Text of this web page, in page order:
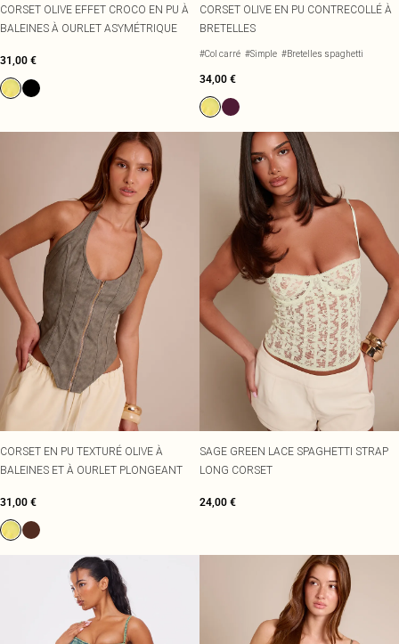
CORSET OLIVE EFFET CROCO EN PU À
BALEINES À OURLET ASYMÉTRIQUE
31,00 €
CORSET OLIVE EN PU CONTRECOLLÉ À
BRETELLES
#Col carré #Simple #Bretelles spaghetti
34,00 €
CORSET EN PU TEXTURÉ OLIVE À
BALEINES ET À OURLET PLONGEANT
31,00 €
SAGE GREEN LACE SPAGHETTI STRAP
LONG CORSET
24,00 €